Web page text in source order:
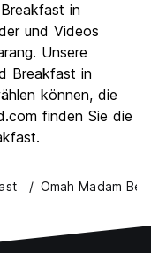
in
und Videos
Unsere
Breakfast in
können, die
finden Sie die
Omah Madam